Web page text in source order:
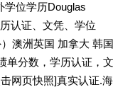
学位学历Douglas
认证、文凭、学位
澳洲英国 加拿大 韩国
单分数，学历认证，文
网页快照]真实认证.海